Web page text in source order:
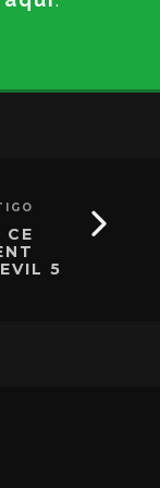
CE
EVIL 5